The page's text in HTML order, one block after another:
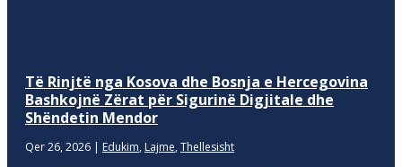
Të Rinjtë nga Kosova dhe Bosnja e Hercegovina
Bashkojnë Zërat për Sigurinë Digjitale dhe
Shëndetin Mendor
Qer 26, 2026 | Edukim, Lajme, Thellesisht